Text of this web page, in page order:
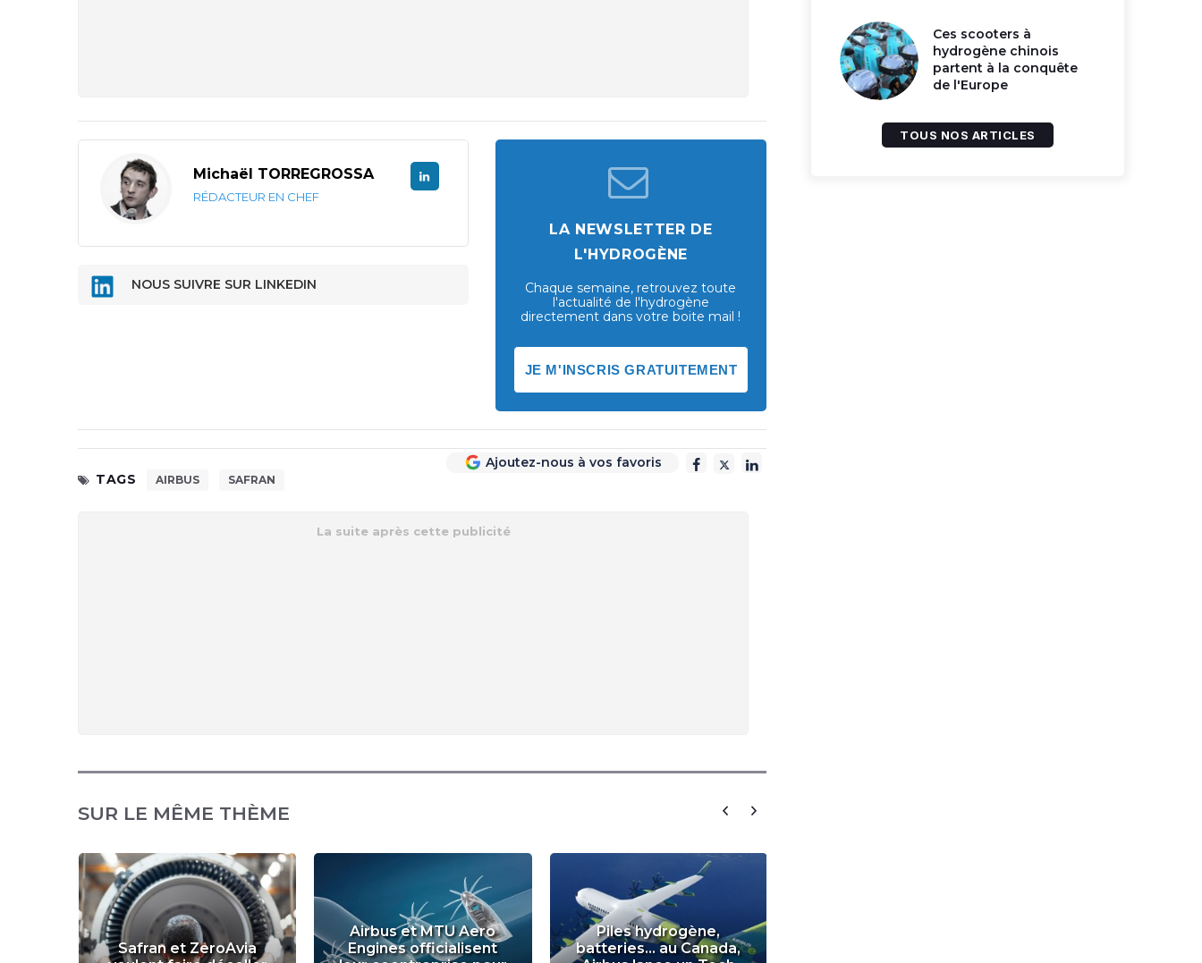
Michaël TORREGROSSA
RÉDACTEUR EN CHEF
NOUS SUIVRE SUR LINKEDIN
LA NEWSLETTER DE
L'HYDROGÈNE
Chaque semaine, retrouvez toute
l'actualité de l'hydrogène
directement dans votre boite mail !
JE M'INSCRIS GRATUITEMENT
Ajoutez-nous à vos favoris
TAGS
AIRBUS SAFRAN
SUR LE MÊME THÈME
Safran et ZeroAvia
Airbus et MTU Aero
Engines officialisent
Piles hydrogène,
batteries... au Canada,
Ces scooters à
hydrogène chinois
partent à la conquête
de l'Europe
TOUS NOS ARTICLES